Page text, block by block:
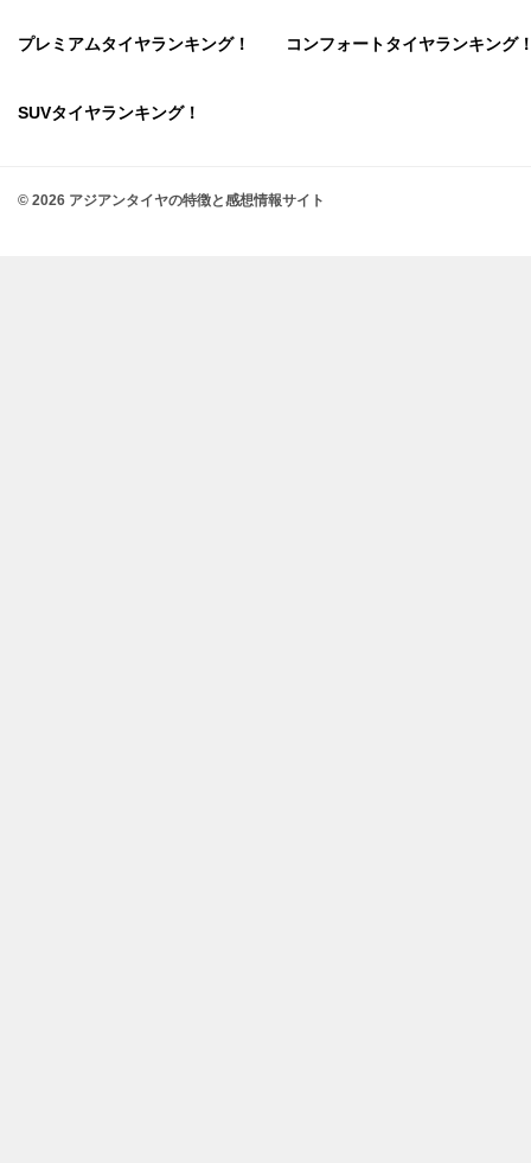
プレミアムタイヤランキング！ コンフォートタイヤランキング
SUVタイヤランキング！
© 2026 アジアンタイヤの特徴と感想情報サイト